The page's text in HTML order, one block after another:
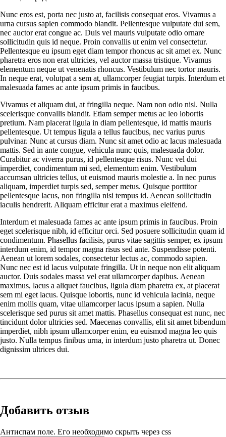
Nunc eros est, porta nec justo at, facilisis consequat eros. Vivamus a
urna cursus sapien commodo blandit. Pellentesque vulputate dui sem,
nec auctor erat congue ac. Duis vel mauris vulputate odio ornare
sollicitudin quis id neque. Proin convallis ut enim vel consectetur.
Pellentesque eu ipsum eget diam tempor rhoncus ac sit amet ex. Nunc
pharetra eros non erat ultricies, vel auctor massa tristique. Vivamus
elementum neque ut venenatis rhoncus. Vestibulum nec tortor mauris.
In neque erat, volutpat a sem at, ullamcorper feugiat turpis. Interdum et
malesuada fames ac ante ipsum primis in faucibus.
Vivamus et aliquam dui, at fringilla neque. Nam non odio nisl. Nulla
scelerisque convallis blandit. Etiam semper metus ac leo lobortis
pretium. Nam placerat ligula in diam pellentesque, id mattis mauris
pellentesque. Ut tempus ligula a tellus faucibus, nec varius purus
pulvinar. Nunc at cursus diam. Nunc sit amet odio ac lacus malesuada
mattis. Sed in ante congue, vehicula nunc quis, malesuada dolor.
Curabitur ac viverra purus, id pellentesque risus. Nunc vel dui
imperdiet, condimentum mi sed, elementum enim. Vestibulum
accumsan ultricies tellus, ut euismod mauris molestie a. In nec purus
aliquam, imperdiet turpis sed, semper metus. Quisque porttitor
pellentesque lacus, non fringilla nisi tempus id. Aenean sollicitudin
iaculis hendrerit. Aliquam efficitur erat a maximus eleifend.
Interdum et malesuada fames ac ante ipsum primis in faucibus. Proin
eget scelerisque nibh, id efficitur orci. Sed posuere sollicitudin quam id
condimentum. Phasellus facilisis, purus vitae sagittis semper, ex ipsum
interdum enim, id tempor magna risus sed ante. Suspendisse potenti.
Aenean ut lorem sodales, consectetur lectus ac, commodo sapien.
Nunc nec est id lacus vulputate fringilla. Ut in neque non elit aliquam
auctor. Duis sodales massa vel erat ullamcorper dapibus. Aenean
maximus, lacus a aliquet faucibus, ligula diam pharetra ex, at placerat
sem mi eget lacus. Quisque lobortis, nunc id vehicula lacinia, neque
enim mollis quam, vitae ullamcorper lacus ipsum a sapien. Nulla
scelerisque sed purus sit amet mattis. Phasellus consequat est nunc, nec
tincidunt dolor ultricies sed. Maecenas convallis, elit sit amet bibendum
imperdiet, nibh ipsum ullamcorper enim, eu euismod magna leo quis
justo. Nulla tempus finibus urna, in interdum justo pharetra ut. Donec
dignissim ultrices dui.
Добавить отзыв
Антиспам поле. Его необходимо скрыть через css